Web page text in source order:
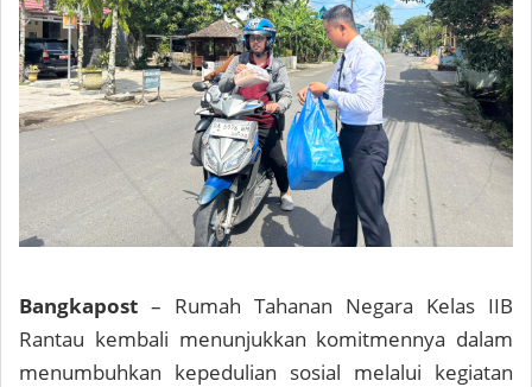
Bangkapost – Rumah Tahanan Negara Kelas IIB
Rantau kembali menunjukkan komitmennya dalam
menumbuhkan kepedulian sosial melalui kegiatan